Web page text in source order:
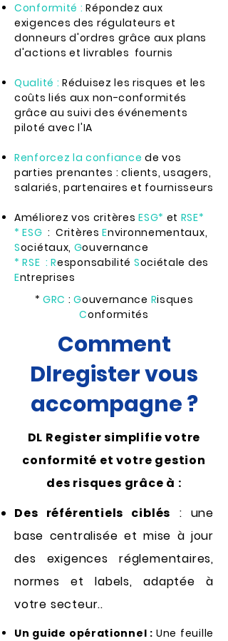
Conformité :Répondez aux
exigences des régulateurs et
donneurs d'ordres grâce aux plans
d'actions et livrables fournis
Qualité : Réduisez les risques et les
coûtsliés aux non-conformités
grâce au suivi des événements
piloté avec l'IA
Renforcez la confiance de vos
parties prenantes : clients, usagers,
salariés, partenaires et fournisseurs
Améliorez vos critèresESG* et RSE*
* ESG : CritèresEnvironnementaux,
Sociétaux, Gouvernance​
* RSE :Responsabilité Sociétale des
Entreprises
* GRC :Gouvernance Risques
Conformités
Comment
Dlregister vous
accompagne ?
DL Register simplifie votre
conformité et votre gestion
des risques grâce à :
Des référentiels ciblés : une
base centralisée et mise à jour
des exigences réglementaires,
normes et labels, adaptée à
votre secteur..
Un guide opérationnel : Une feuille